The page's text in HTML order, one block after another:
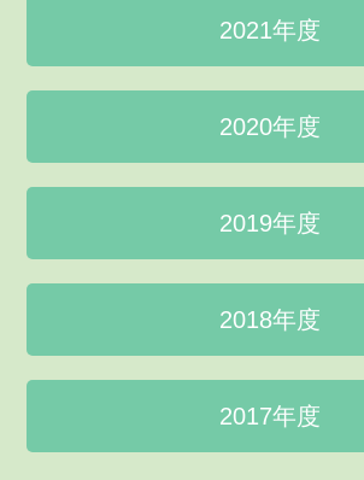
2021年度
2020年度
2019年度
2018年度
2017年度